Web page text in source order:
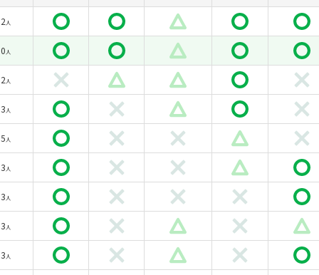
2人
0人
2人
3人
5人
3人
3人
3人
3人